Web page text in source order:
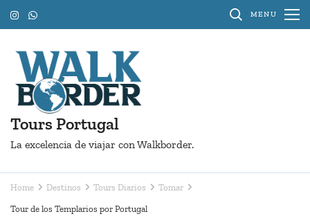
Skip
to
content
(Press
Enter)
MENU
Tours Portugal
La excelencia de viajar con Walkborder.
Home Destinos Tours Diarios Tomar
Tour de los Templarios por Portugal